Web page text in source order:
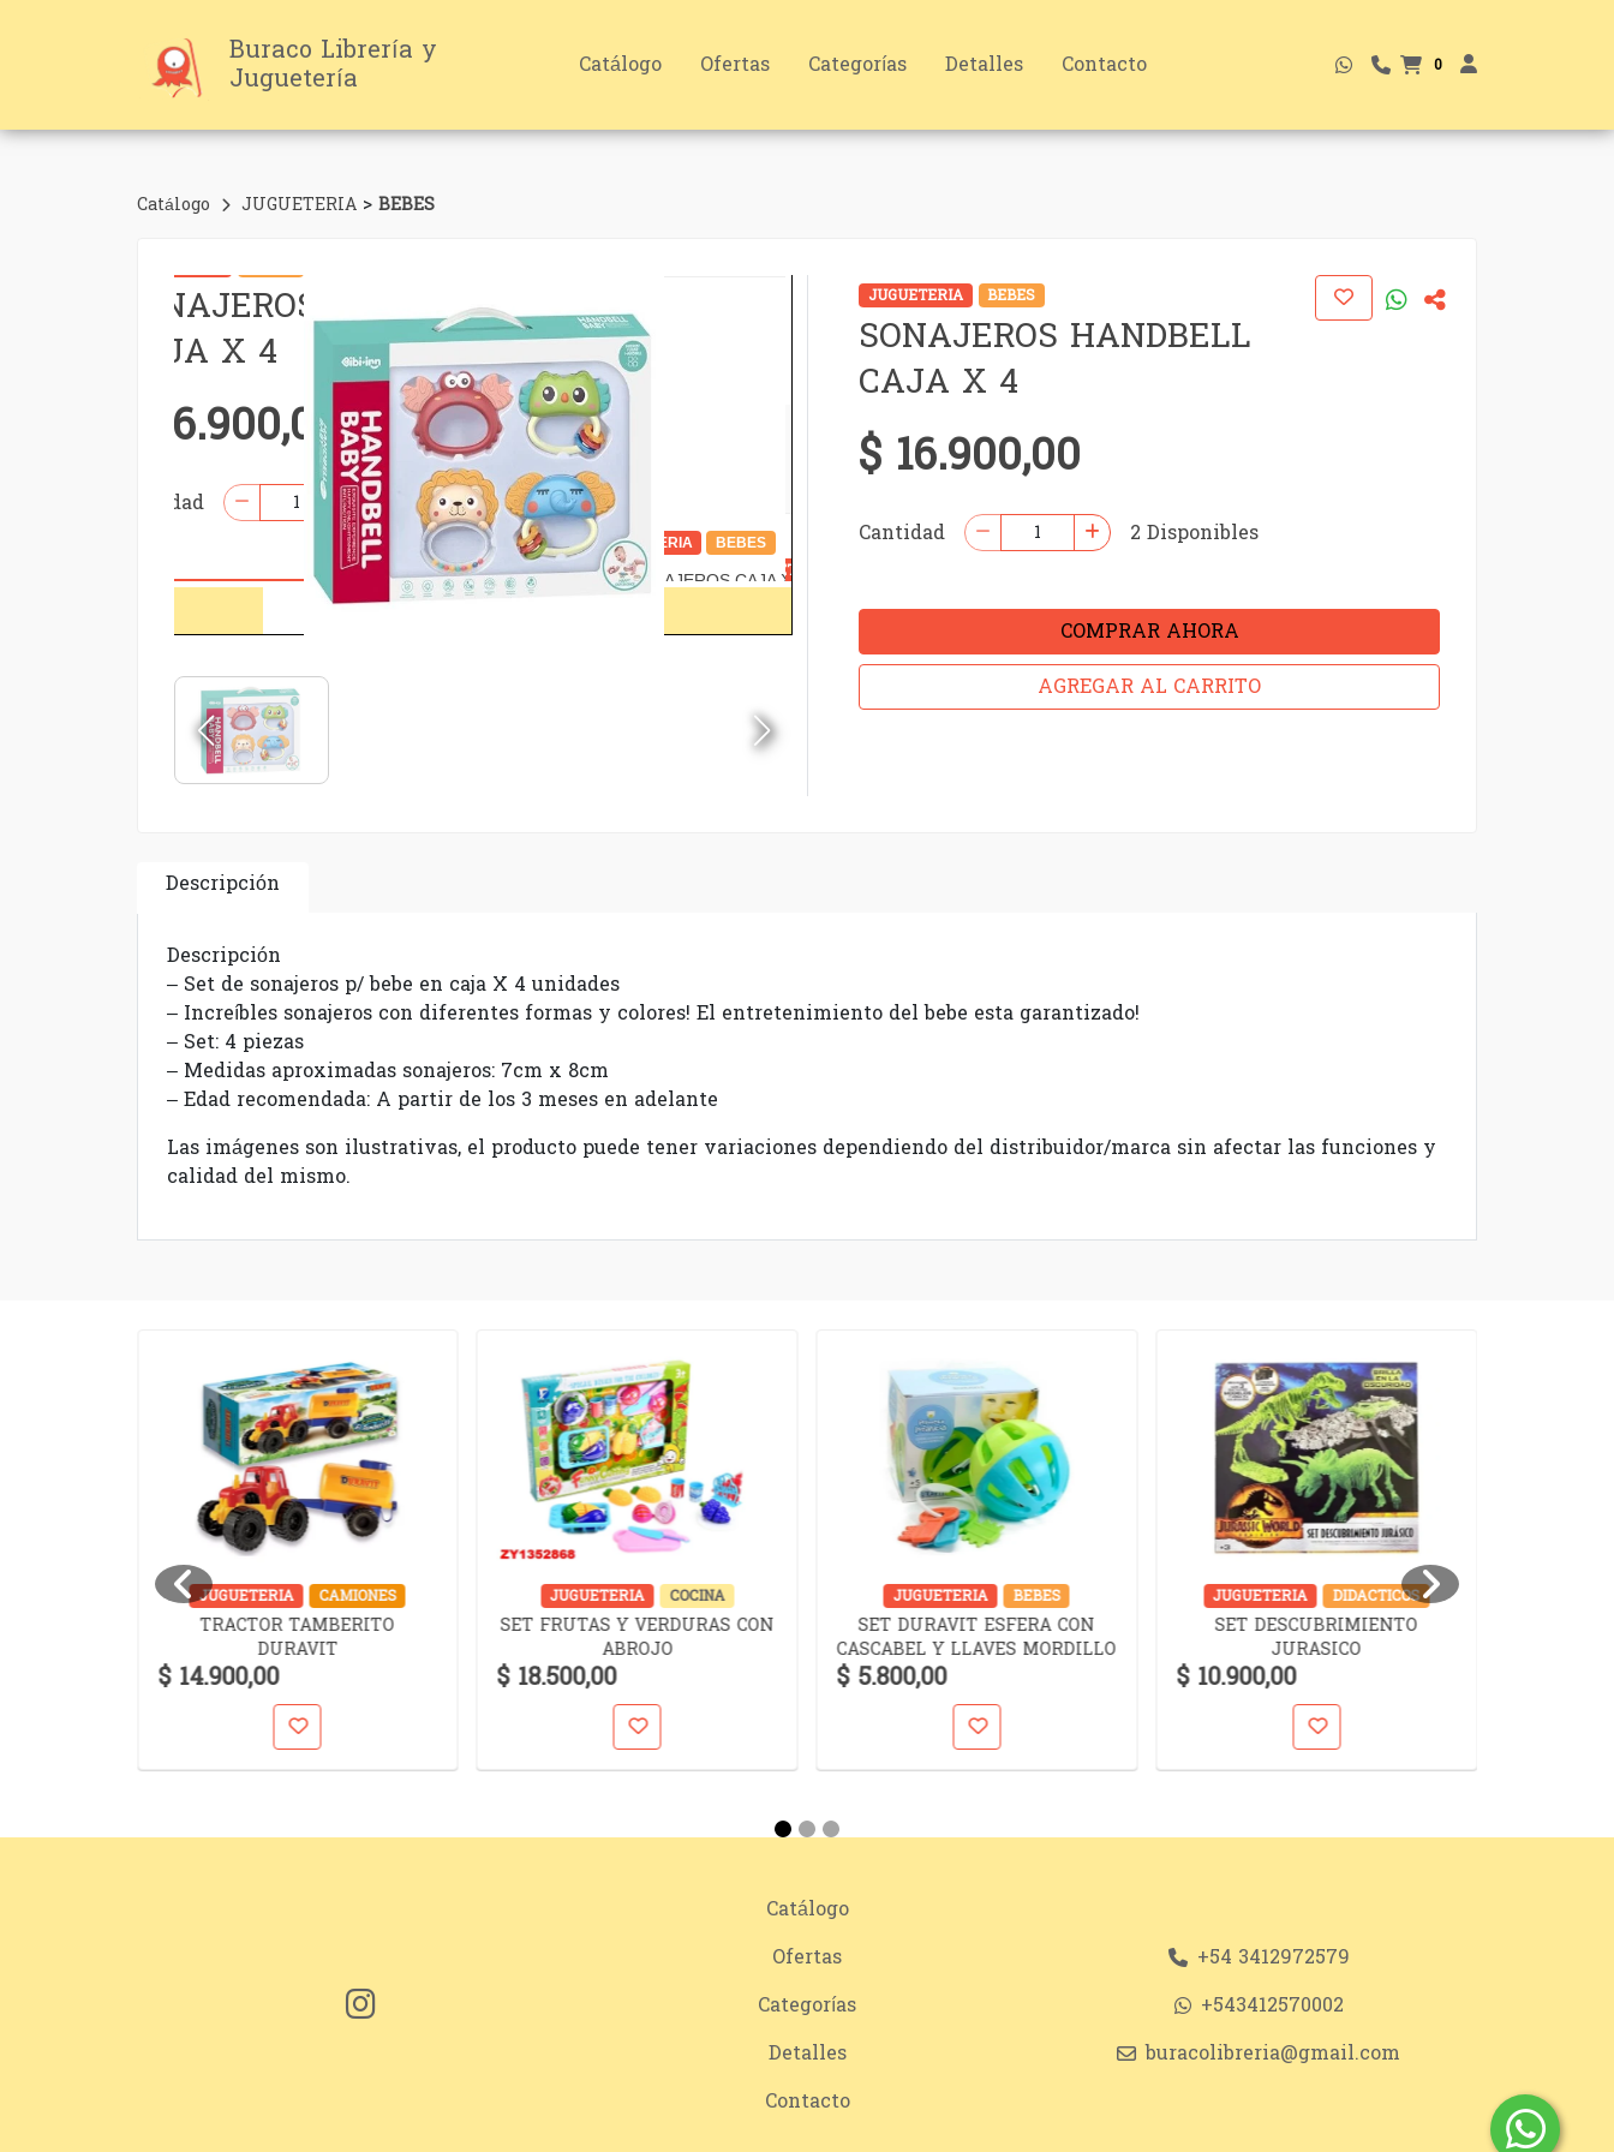
Buraco Librería y
Juguetería Catálogo Ofertas Categorías Detalles Contacto 0
Catálogo JUGUETERIA > BEBES
JUGUETERIA BEBES
SONAJEROS HANDBELL
CAJA X 4
$ 16.900,00
Cantidad 2 Disponibles
COMPRAR AHORA
AGREGAR AL CARRITO
Descripción
Descripción
– Set de sonajeros p/ bebe en caja X 4 unidades
– Increíbles sonajeros con diferentes formas y colores! El entretenimiento del bebe esta garantizado!
– Set: 4 piezas
– Medidas aproximadas sonajeros: 7cm x 8cm
– Edad recomendada: A partir de los 3 meses en adelante
Las imágenes son ilustrativas, el producto puede tener variaciones dependiendo del distribuidor/marca sin afectar las funciones y
calidad del mismo.
JUGUETERIA CAMIONES
TRACTOR TAMBERITO
DURAVIT
$ 14.900,00
JUGUETERIA COCINA
SET FRUTAS Y VERDURAS CON
ABROJO
$ 18.500,00
JUGUETERIA BEBES
SET DURAVIT ESFERA CON
CASCABEL Y LLAVES MORDILLO
$ 5.800,00
JUGUETERIA DIDACTICOS
SET DESCUBRIMIENTO
JURASICO
$ 10.900,00
Catálogo
Ofertas
Categorías
Detalles
Contacto
+54 3412972579
+543412570002
buracolibreria@gmail.com